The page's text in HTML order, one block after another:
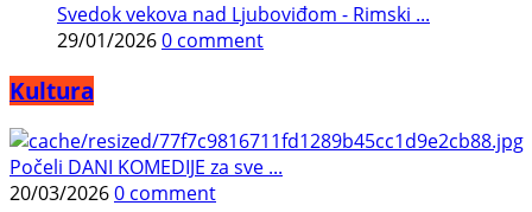
Svedok vekova nad Ljuboviđom - Rimski ...
29/01/20260 comment
Kultura
Počeli DANI KOMEDIJE za sve ...
20/03/20260 comment